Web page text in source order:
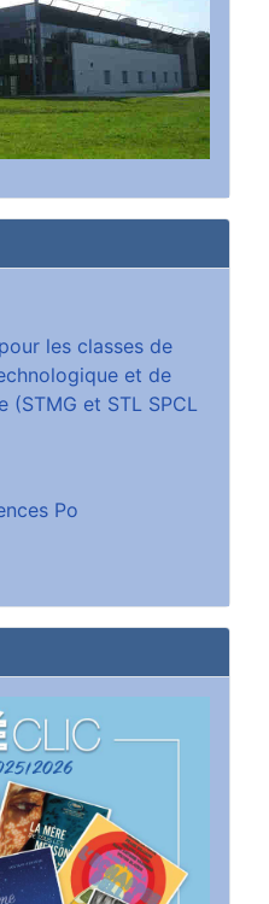
les classes de
et de
(STMG et STL SPCL
Po